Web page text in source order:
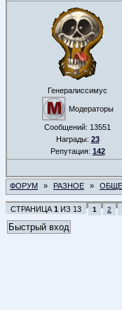
Генералиссимус
Модераторы
Сообщений: 13551
Награды: 23
Репутация: 142
ФОРУМ » РАЗНОЕ »
СТРАНИЦА 1 ИЗ 13 1 2